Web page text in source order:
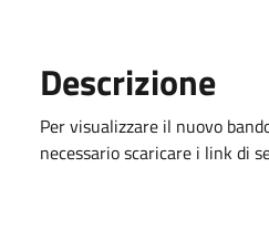
Descrizione
Per visualizzare il nuovo
necessario scaricare i link di